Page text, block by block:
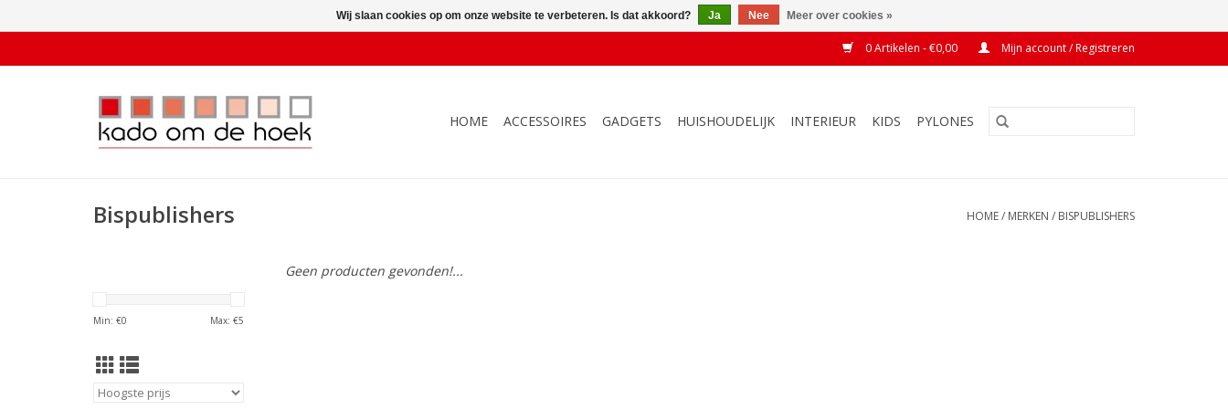
0 Artikelen - €0,00 Mijn account / Registreren
HOME ACCESSOIRES GADGETS HUISHOUDELIJK INTERIEUR KIDS PYLONES
Bispublishers HOME/ MERKEN / BISPUBLISHERS
Min: €0 Max: €5
Geen producten gevonden!...
Wij slaan cookies op om onze website te verbeteren. Is dat akkoord? Ja Nee Meer over cookies »